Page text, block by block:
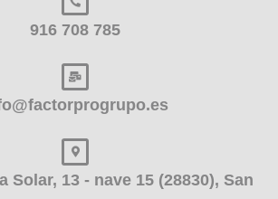
916 708 785
Solar, 13 - nave 15 (28830), San